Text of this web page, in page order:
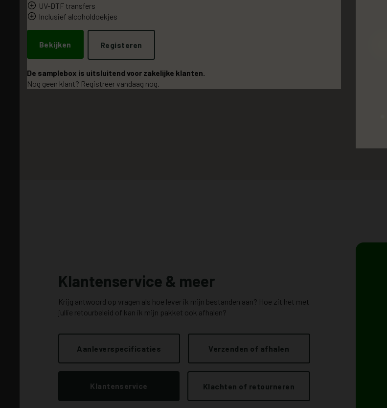
UV-DTF transfers
Inclusief alcoholdoekjes
Bekijken Registeren
De samplebox is uitsluitend voor zakelijke klanten.
Nog geen klant? Registreer vandaag nog.
Klantenservice & meer
Krijg antwoord op vragen als hoe lever ik mijn bestanden aan? Hoe zit het met
jullie retourbeleid of kan ik mijn pakket ook afhalen?
Aanleverspecificaties Verzenden of afhalen
Klantenservice Klachten of retourneren